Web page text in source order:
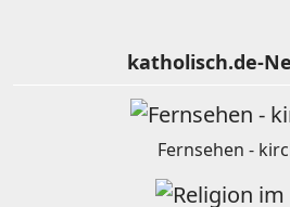
katholisch.de-
Fernsehen -